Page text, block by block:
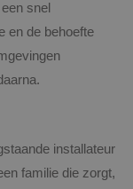
snel
en de behoefte
installateur
familie die zorgt,